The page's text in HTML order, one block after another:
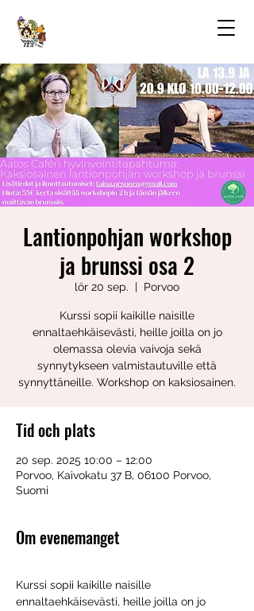
Lantionpohjan workshop
ja brunssi osa 2
lör 20 sep.
  |
Porvoo
Kurssi sopii kaikille naisille
ennaltaehkäisevästi, heille joilla on jo
olemassa olevia vaivoja sekä
synnytykseen valmistautuville että
synnyttäneille. Workshop on kaksiosainen.
Tid och plats
20 sep. 2025 10:00 – 12:00
Porvoo, Kaivokatu 37 B, 06100 Porvoo,
Suomi
Om evenemanget
Kurssi sopii kaikille naisille
ennaltaehkäisevästi, heille joilla on jo